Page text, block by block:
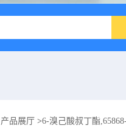
产品展厅 >6-溴己酸叔丁酯